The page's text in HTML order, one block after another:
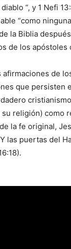
“, y 1 Nefi
“como
la Biblia
de los apóstoles
afirmaciones de
que persisten
religión) como
la fe original,
las puertas del